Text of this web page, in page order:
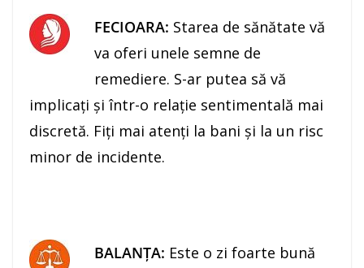
FECIOARA: Starea de sănătate vă
va oferi unele semne de
remediere. S-ar putea să vă
implicaţi şi într-o relaţie sentimentală mai
discretă. Fiţi mai atenţi la bani şi la un risc
minor de incidente.
BALANŢA: Este o zi foarte bună